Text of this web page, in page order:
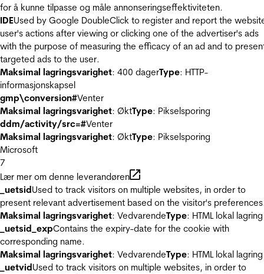
for å kunne tilpasse og måle annonseringseffektiviteten.
IDEUsed by Google DoubleClick to register and report the
user's actions after viewing or clicking one of the advertiser's ads
with the purpose of measuring the efficacy of an ad and to
targeted ads to the user.
Maksimal lagringsvarighet: 400 dagerType: HTTP-
informasjonskapsel
gmp\conversion#Venter
Maksimal lagringsvarighet: ØktType: Pikselsporing
ddm/activity/src=#Venter
Maksimal lagringsvarighet: ØktType: Pikselsporing
Microsoft
7
Lær mer om denne leverandøren
_uetsidUsed to track visitors on multiple websites, in order to
present relevant advertisement based on the visitor's
Maksimal lagringsvarighet: VedvarendeType: HTML lokal lagring
_uetsid_expContains the expiry-date for the cookie with
corresponding name.
Maksimal lagringsvarighet: VedvarendeType: HTML lokal lagring
_uetvidUsed to track visitors on multiple websites, in order to